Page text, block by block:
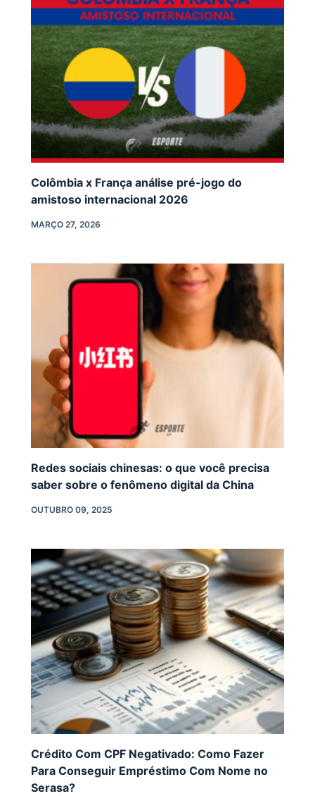
Colômbia x França análise pré-jogo do
amistoso internacional 2026
MARÇO 27, 2026
Redes sociais chinesas: o que você precisa
saber sobre o fenômeno digital da China
OUTUBRO 09, 2025
Crédito Com CPF Negativado: Como Fazer
Para Conseguir Empréstimo Com Nome no
Serasa?